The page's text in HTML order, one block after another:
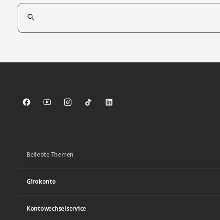
Suchfeld
Sparkasse auf Facebook
Sparkasse auf Youtube
Sparkasse auf Instagram
Sparkasse auf TikTok
Sparkasse auf LinkedIn
Beliebte Themen
Girokonto
Kontowechselservice